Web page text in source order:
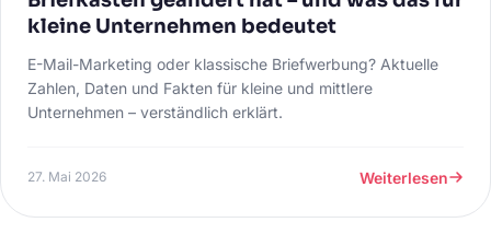
kleine Unternehmen bedeutet
E-Mail-Marketing oder klassische Briefwerbung? Aktuelle
Zahlen, Daten und Fakten für kleine und mittlere
Unternehmen – verständlich erklärt.
27. Mai 2026 Weiterlesen